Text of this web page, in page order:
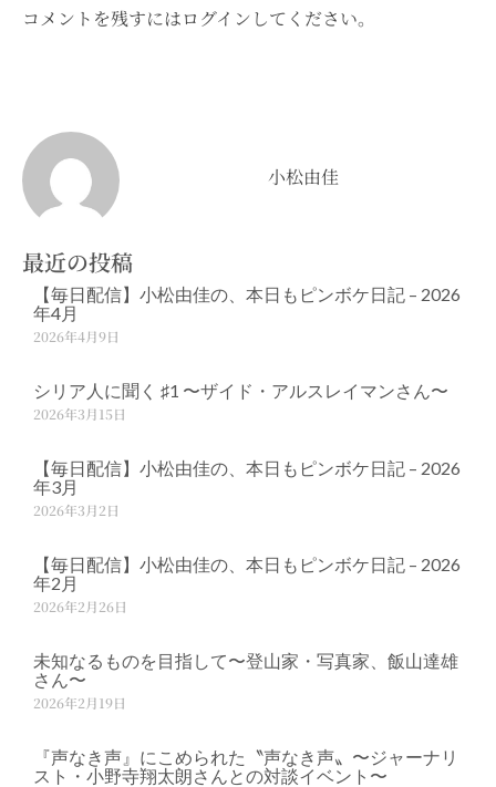
コメントを残すにはログインしてください。
小松由佳
最近の投稿
【毎日配信】小松由佳の、本日もピンボケ日記 – 2026
年4月
2026年4月9日
シリア人に聞く ♯1 〜ザイド・アルスレイマンさん〜
2026年3月15日
【毎日配信】小松由佳の、本日もピンボケ日記 – 2026
年3月
2026年3月2日
【毎日配信】小松由佳の、本日もピンボケ日記 – 2026
年2月
2026年2月26日
未知なるものを目指して〜登山家・写真家、飯山達雄
さん〜
2026年2月19日
『声なき声』にこめられた〝声なき声〟〜ジャーナリ
スト・小野寺翔太朗さんとの対談イベント〜